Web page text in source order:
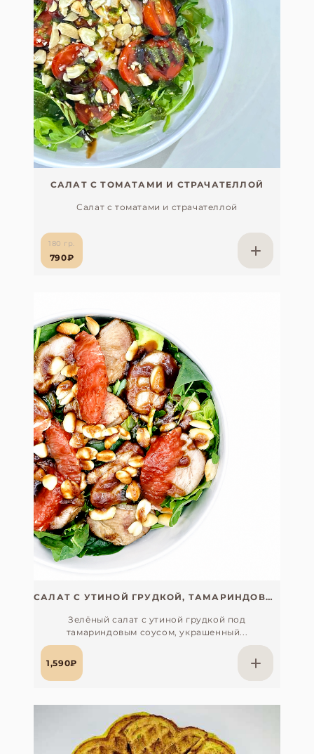
САЛАТ С ТОМАТАМИ И СТРАЧАТЕЛЛОЙ
Салат с томатами и страчателлой
180 гр.
790₽
САЛАТ С УТИНОЙ ГРУДКОЙ, ТАМАРИНДОВЫМ СОУСОМ И СЕГМЕНТАМИ ГРЕЙПФРУТА
Зелёный салат с утиной грудкой под
тамариндовым соусом, украшенный...
1,590₽